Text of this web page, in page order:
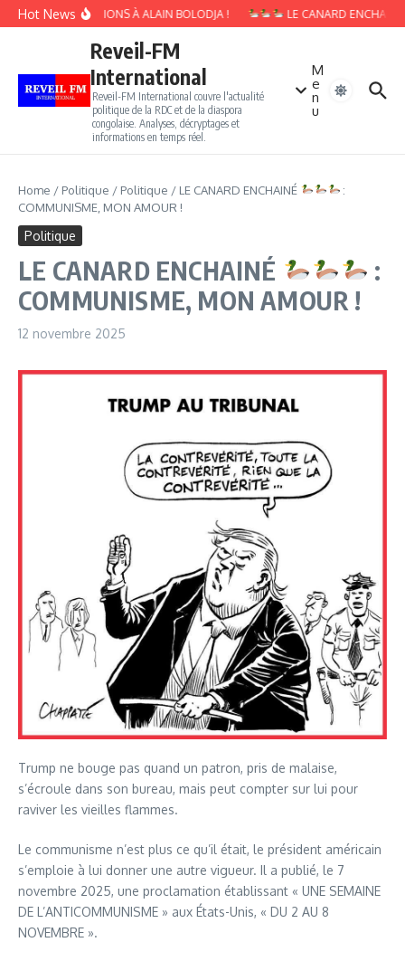
Aller au contenu
Hot News
10 QUESTIONS À ALAIN BOLODJA ! LE CANARD ENCHAINÉ :
Reveil-FM
International
Reveil-FM International couvre l'actualité
politique de la RDC et de la diaspora
congolaise. Analyses, décryptages et
informations en temps réel.
M
e
n
u
Home / Politique / Politique / LE CANARD ENCHAINÉ
:
COMMUNISME, MON AMOUR !
Politique
LE CANARD ENCHAINÉ
:
COMMUNISME, MON AMOUR !
12 novembre 2025
Trump ne bouge pas quand un patron, pris de malaise,
s’écroule dans son bureau, mais peut compter sur lui pour
raviver les vieilles flammes.
Le communisme n’est plus ce qu’il était, le président américain
s’emploie à lui donner une autre vigueur. Il a publié, le 7
novembre 2025, une proclamation établissant « UNE SEMAINE
DE L’ANTICOMMUNISME » aux États-Unis, « DU 2 AU 8
NOVEMBRE ».